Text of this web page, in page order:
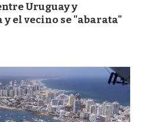
Uruguay y
el vecino se "abarata"